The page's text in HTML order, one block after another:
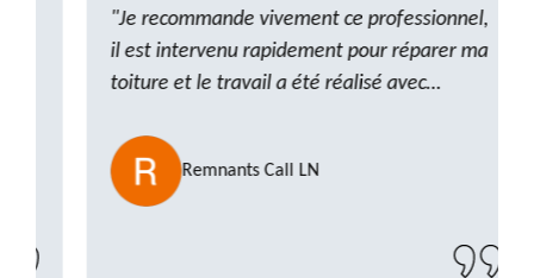
"Je recommande vivement ce professionnel,
il est intervenu rapidement pour réparer ma
toiture et le travail a été réalisé avec
ponctuel et à l’écoute, le résultat est
impeccable et le chantier a été laissé propre.
Un artisan de confiance que je n’hésiterai pas
Remnants Call LN